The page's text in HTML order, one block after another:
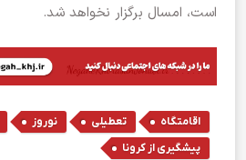
است، امسال برگزار نخواهد شد.
اقامتگاه , تعطیلی , نوروز ,
پیشگیری از کرونا